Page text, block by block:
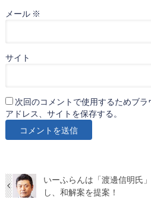
メール ※
サイト
次回のコメントで使用するためブ
アドレス、サイトを保存する。
いーふらんは「渡邊信明氏
し、和解案を提案！